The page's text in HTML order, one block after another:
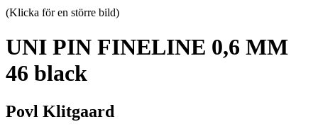
(Klicka för en större bild)
UNI PIN FINELINE 0,6 MM
46 black
Povl Klitgaard